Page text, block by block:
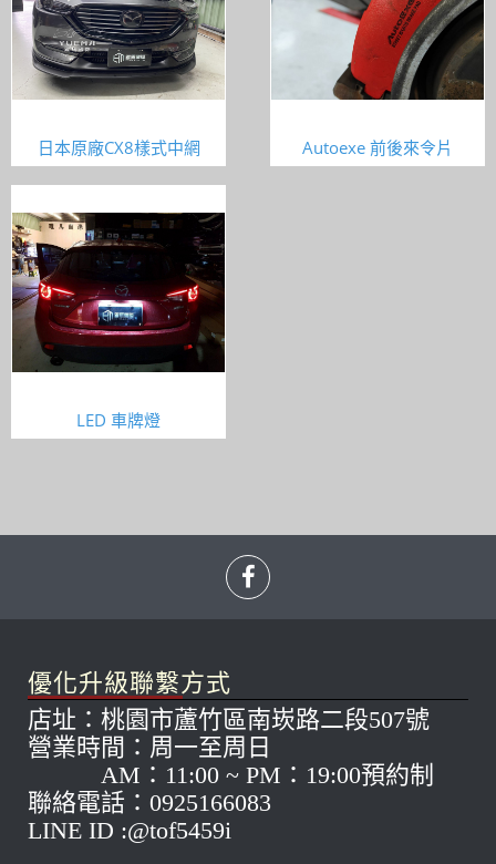
日本原廠CX8樣式中網 Autoexe 前後來令片
LED 車牌燈
優化升級聯繫方式
店址：桃園市蘆竹區南崁路二段507號
營業時間：周一至周日
AM：11:00 ~ PM：19:00預約制
聯絡電話：0925166083
LINE ID :@tof5459i